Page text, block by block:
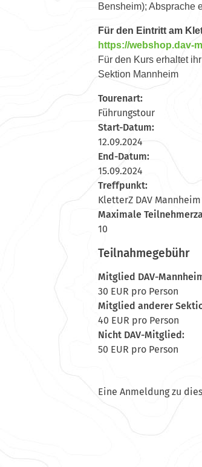
Bensheim); Absprache
Für den Eintritt am
https://webshop.dav-
Für den Kurs erhaltet
Sektion Mannheim
Tourenart:
Führungstour
Start-Datum:
12.09.2024
End-Datum:
15.09.2024
Treffpunkt:
KletterZ DAV Mannheim
Maximale
10
Teilnahmegebühr
Mitglied DAV-
30 EUR pro Person
Mitglied anderer
40 EUR pro Person
Nicht DAV-Mitglied:
50 EUR pro Person
Eine Anmeldung zu